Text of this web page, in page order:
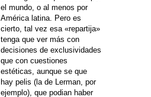
el mundo, o al menos por
América latina. Pero es
cierto, tal vez esa «repartija»
tenga que ver más con
decisiones de exclusividades
que con cuestiones
estéticas, aunque se que
hay pelis (la de Lerman, por
ejemplo), que podian haber